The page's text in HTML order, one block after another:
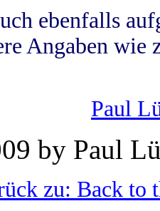
ebenfalls
Angaben wie
Paul
by Paul
zu: Back to